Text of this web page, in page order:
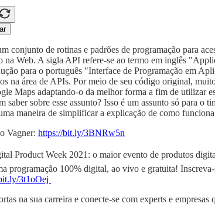
conjunto de rotinas e padrões de programação para
na Web. A sigla API refere-se ao termo em inglês
para o português "Interface de Programação em
na área de APIs. Por meio de seu código original,
Maps adaptando-o da melhor forma a fim de utilizar
saber sobre esse assunto? Isso é um assunto só para o
maneira de simplificar a explicação de como
Vagner: https://bit.ly/3BNRw5n
Product Week 2021: o maior evento de produtos
programação 100% digital, ao vivo e gratuita! Inscreva-
3t1oOej
na sua carreira e conecte-se com experts e